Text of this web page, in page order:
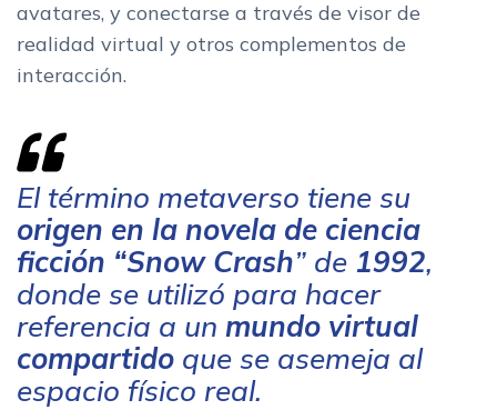
avatares, y conectarse a través de visor de
realidad virtual y otros complementos de
interacción.
El término metaverso tiene su
origen en la novela de ciencia
ficción “Snow Crash” de 1992,
donde se utilizó para hacer
referencia a un mundo virtual
compartido que se asemeja al
espacio físico real.